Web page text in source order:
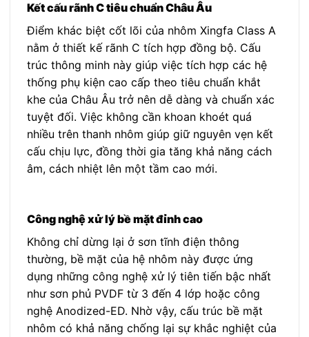
Kết cấu rãnh C tiêu chuẩn Châu Âu
Điểm khác biệt cốt lõi của nhôm Xingfa Class A
nằm ở thiết kế rãnh C tích hợp đồng bộ. Cấu
trúc thông minh này giúp việc tích hợp các hệ
thống phụ kiện cao cấp theo tiêu chuẩn khắt
khe của Châu Âu trở nên dễ dàng và chuẩn xác
tuyệt đối. Việc không cần khoan khoét quá
nhiều trên thanh nhôm giúp giữ nguyên vẹn kết
cấu chịu lực, đồng thời gia tăng khả năng cách
âm, cách nhiệt lên một tầm cao mới.
Công nghệ xử lý bề mặt đỉnh cao
Không chỉ dừng lại ở sơn tĩnh điện thông
thường, bề mặt của hệ nhôm này được ứng
dụng những công nghệ xử lý tiên tiến bậc nhất
như sơn phủ PVDF từ 3 đến 4 lớp hoặc công
nghệ Anodized-ED. Nhờ vậy, cấu trúc bề mặt
nhôm có khả năng chống lại sự khắc nghiệt của